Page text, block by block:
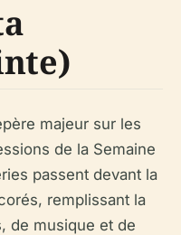
majeur sur les
de la Semaine
passent devant la
remplissant la
de musique et de